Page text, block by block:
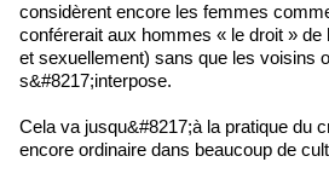
considèrent encore les femmes
conférerait aux hommes « le droit »
et sexuellement) sans que les voisins
s&#8217;interpose.
Cela va jusqu&#8217;à la pratique du
encore ordinaire dans beaucoup de